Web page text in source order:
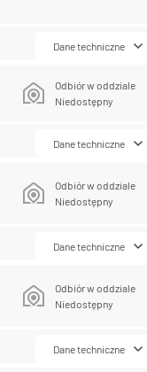
Dane techniczne
Odbiór w oddziale
Niedostępny
Dane techniczne
Odbiór w oddziale
Niedostępny
Dane techniczne
Odbiór w oddziale
Niedostępny
Dane techniczne